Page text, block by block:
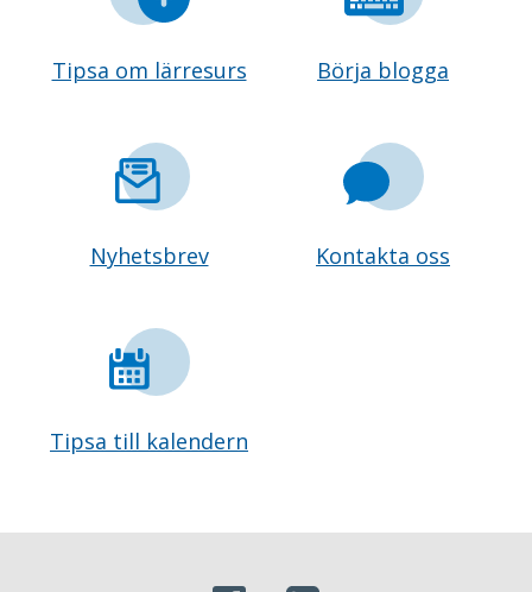
Tipsa om lärresurs Börja blogga
Nyhetsbrev Kontakta oss
Tipsa till kalendern